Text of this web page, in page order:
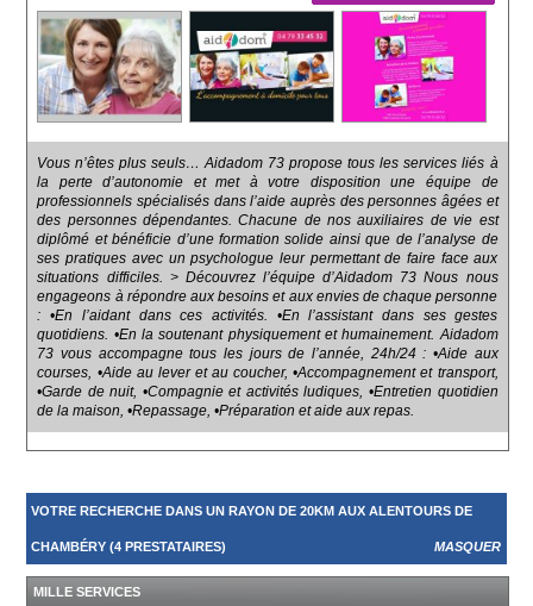
Vous n’êtes plus seuls… Aidadom 73 propose tous les services liés à
la perte d’autonomie et met à votre disposition une équipe de
professionnels spécialisés dans l’aide auprès des personnes âgées et
des personnes dépendantes. Chacune de nos auxiliaires de vie est
diplômé et bénéficie d’une formation solide ainsi que de l’analyse de
ses pratiques avec un psychologue leur permettant de faire face aux
situations difficiles. > Découvrez l’équipe d’Aidadom 73 Nous nous
engageons à répondre aux besoins et aux envies de chaque personne
: •En l’aidant dans ces activités. •En l’assistant dans ses gestes
quotidiens. •En la soutenant physiquement et humainement. Aidadom
73 vous accompagne tous les jours de l’année, 24h/24 : •Aide aux
courses, •Aide au lever et au coucher, •Accompagnement et transport,
•Garde de nuit, •Compagnie et activités ludiques, •Entretien quotidien
de la maison, •Repassage, •Préparation et aide aux repas.
VOTRE RECHERCHE DANS UN RAYON DE 20KM AUX ALENTOURS DE
CHAMBÉRY (4 PRESTATAIRES) MASQUER
MILLE SERVICES